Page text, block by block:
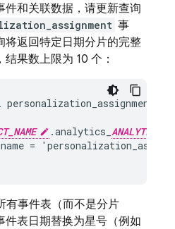
件和关联数据，请更新查询
事
将返回特定日期分片的完整
果数上限为 10 个：
personalization_assignment
.analytics_
= '
有事件表（而不是分片
件表日期替换为星号（例如